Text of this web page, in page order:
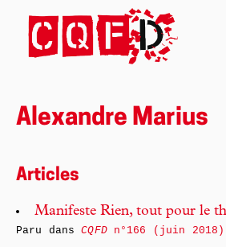
Alexandre Marius
Articles
Manifeste Rien, tout pour le
Paru dansCQFDn°166 (juin 2018)